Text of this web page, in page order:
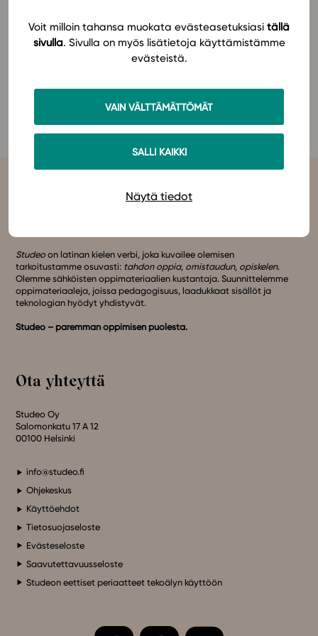
Voit milloin tahansa muokata evästeasetuksiasi tällä
sivulla. Sivulla on myös lisätietoja käyttämistämme
evästeistä.
VAIN VÄLTTÄMÄTTÖMÄT
SALLI KAIKKI
Näytä tiedot
In English
Lue lisää!
kokonaisuudessaan täällä .
Studeo on latinan kielen verbi, joka kuvailee olemisen
tarkoitustamme osuvasti: tahdon oppia, omistaudun, opiskelen.
Olemme sähköisten oppimateriaalien kustantaja. Suunnittelemme
oppimateriaaleja, joissa pedagogisuus, laadukkaat sisällöt ja
teknologian hyödyt yhdistyvät.
Studeo – paremman oppimisen puolesta.
Ota yhteyttä
Studeo Oy
Salomonkatu 17 A 12
00100 Helsinki
info@studeo.fi
Ohjekeskus
Käyttöehdot
Tietosuojaseloste
Evästeseloste
Saavutettavuusseloste
Studeon eettiset periaatteet tekoälyn käyttöön